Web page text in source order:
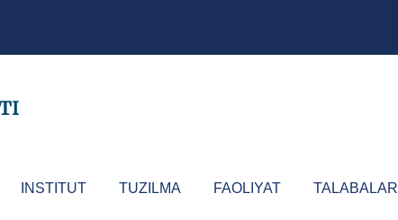
INSTITUT TUZILMA FAOLIYAT TALABALAR